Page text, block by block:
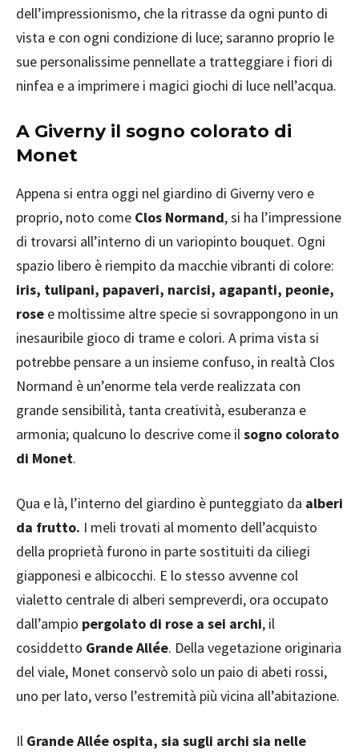
dell’impressionismo, che la ritrasse da ogni punto di
vista e con ogni condizione di luce; saranno proprio le
sue personalissime pennellate a tratteggiare i fiori di
ninfea e a imprimere i magici giochi di luce nell’acqua.
A Giverny il sogno colorato di
Monet
Appena si entra oggi nel giardino di Giverny vero e
proprio, noto come Clos Normand, si ha l’impressione
di trovarsi all’interno di un variopinto bouquet. Ogni
spazio libero è riempito da macchie vibranti di colore:
iris, tulipani, papaveri, narcisi, agapanti, peonie,
rose e moltissime altre specie si sovrappongono in un
inesauribile gioco di trame e colori. A prima vista si
potrebbe pensare a un insieme confuso, in realtà Clos
Normand è un’enorme tela verde realizzata con
grande sensibilità, tanta creatività, esuberanza e
armonia; qualcuno lo descrive come il sogno colorato
di Monet.
Qua e là, l’interno del giardino è punteggiato da alberi
da frutto. I meli trovati al momento dell’acquisto
della proprietà furono in parte sostituiti da ciliegi
giapponesi e albicocchi. E lo stesso avvenne col
vialetto centrale di alberi sempreverdi, ora occupato
dall’ampio pergolato di rose a sei archi, il
cosiddetto Grande Allée. Della vegetazione originaria
del viale, Monet conservò solo un paio di abeti rossi,
uno per lato, verso l’estremità più vicina all’abitazione.
Il Grande Allée ospita, sia sugli archi sia nelle